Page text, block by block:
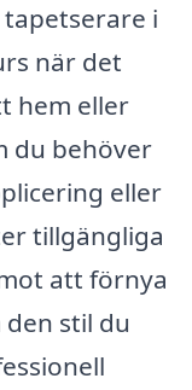
i
när det
hem eller
du behöver
eller
tillgängliga
att förnya
stil du